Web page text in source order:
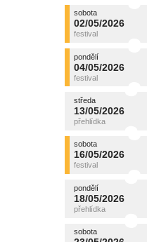
sobota
02/05/2026
sobota
02/05/2026
pondělí
04/05/2026
pondělí
04/05/2026
středa
13/05/2026
středa
13/05/2026
sobota
16/05/2026
sobota
16/05/2026
pondělí
18/05/2026
pondělí
18/05/2026
sobota